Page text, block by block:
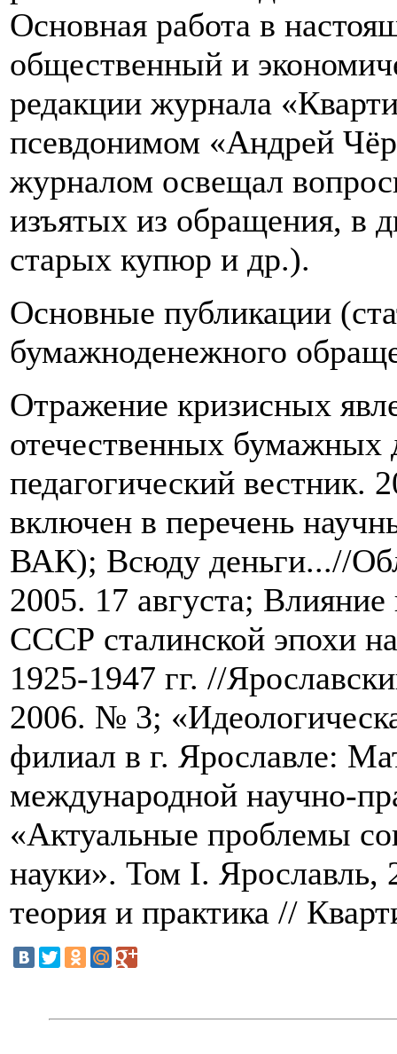
Основная работа в
общественный и
редакции журнала
псевдонимом «Андрей
журналом освещал
изъятых из обращения, в
старых купюр и др.).
Основные публикации
бумажноденежного
Отражение кризисных
отечественных бумажных
педагогический
включен в перечень
ВАК); Всюду деньги...//
2005. 17 августа; Влияние
СССР сталинской эпохи
1925-1947 гг. //
2006. № 3;
филиал в г. Ярославле:
международной научно-
«Актуальные проблемы
науки». Том I. Ярославль,
теория и практика //